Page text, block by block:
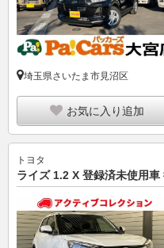
埼玉県さいたま市見沼区
お気に入り追加
トヨタ
ライズ 1.2 X 登録済未使用